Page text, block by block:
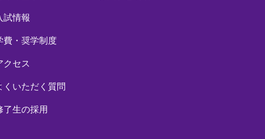
試情報
費・奨学制度
クセス
くいただく質問
了生の採用